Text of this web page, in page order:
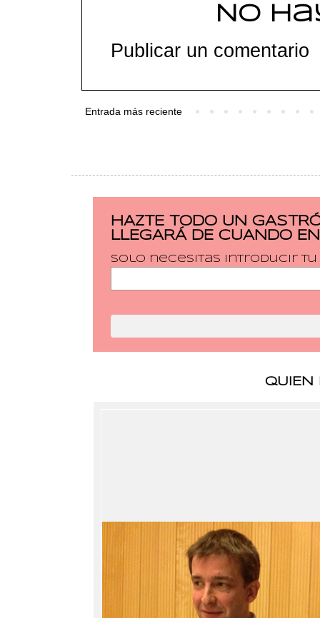
No
Publicar un comentario
Entrada más reciente
HAZTE TODO UN
LLEGARÁ DE CUANDO
Solo necesitas introducir
QUIEN